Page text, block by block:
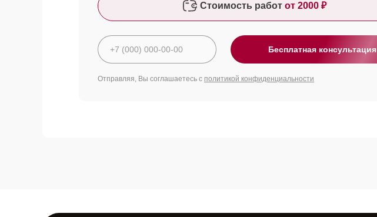
Стоимость работ от 2000 ₽
Бесплатная консультация
Отправляя, Вы соглашаетесь с политикой конфиденциальности